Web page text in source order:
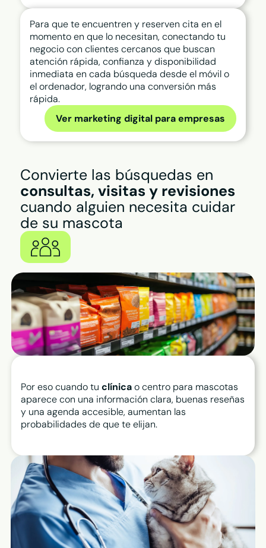
Para que te encuentren y reserven cita en el
momento en que lo necesitan, conectando tu
negocio con clientes cercanos que buscan
atención rápida, confianza y disponibilidad
inmediata en cada búsqueda desde el móvil o
el ordenador, logrando una conversión más
rápida.
Ver marketing digital para empresas
Convierte las búsquedas en
consultas, visitas y revisiones
cuando alguien necesita cuidar
de su mascota
Por eso cuando tu clínica o centro para mascotas
aparece con una información clara, buenas reseñas
y una agenda accesible, aumentan las
probabilidades de que te elijan.